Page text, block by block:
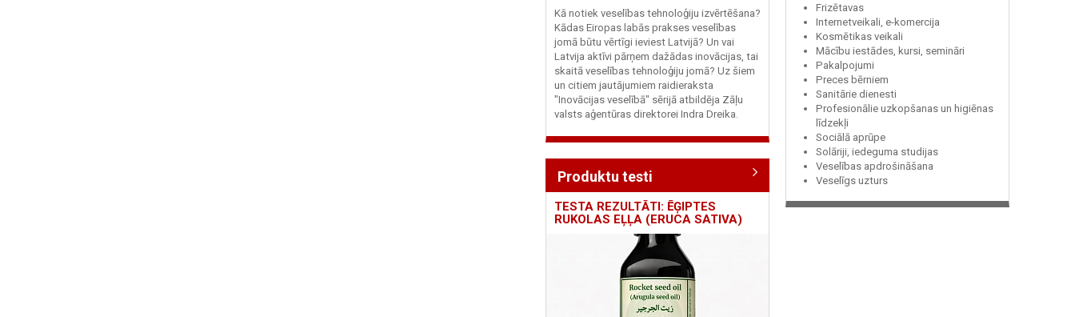
Kā notiek veselības tehnoloģiju izvērtēšana?
Kādas Eiropas labās prakses veselības
jomā būtu vērtīgi ieviest Latvijā? Un vai
Latvija aktīvi pārņem dažādas inovācijas, tai
skaitā veselības tehnoloģiju jomā? Uz šiem
un citiem jautājumiem raidieraksta
"Inovācijas veselībā" sērijā atbildēja Zāļu
valsts aģentūras direktorei Indra Dreika.
Produktu testi
TESTA REZULTĀTI: ĒĢIPTES
RUKOLAS EĻĻA (ERUCA SATIVA)
Frizētavas
Internetveikali, e-komercija
Kosmētikas veikali
Mācību iestādes, kursi, semināri
Pakalpojumi
Preces bērniem
Sanitārie dienesti
Profesionālie uzkopšanas un higiēnas
līdzekļi
Sociālā aprūpe
Solāriji, iedeguma studijas
Veselības apdrošināšana
Veselīgs uzturs